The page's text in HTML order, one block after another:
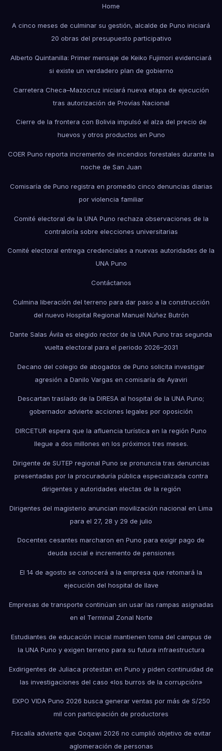
Home
A cinco meses de culminar su gestión, alcalde de Puno iniciará
20 obras del presupuesto participativo
Alberto Quintanilla: Primer mensaje de Keiko Fujimori evidenciará
si existe un verdadero plan de gobierno
Carretera Checa–Mazocruz iniciará nueva etapa de ejecución
tras autorización de Provías Nacional
Cierre de la frontera con Bolivia impulsó el alza del precio de
huevos y otros productos en Puno
COER Puno reporta incremento de incendios forestales durante la
noche de San Juan
Comisaría de Puno registra en promedio cinco denuncias diarias
por violencia familiar
Comité electoral de la UNA Puno rechaza observaciones de la
contraloría sobre elecciones universitarias
Comité electoral entrega credenciales a nuevas autoridades de la
UNA Puno
Contáctanos
Culmina liberación del terreno para dar paso a la construcción
del nuevo Hospital Regional Manuel Núñez Butrón
Dante Salas Ávila es elegido rector de la UNA Puno tras segunda
vuelta electoral para el periodo 2026–2031
Decano del colegio de abogados de Puno solicita investigar
agresión a Danilo Vargas en comisaría de Ayaviri
Descartan traslado de la DIRESA al hospital de la UNA Puno;
gobernador advierte acciones legales por oposición
DIRCETUR espera que la afluencia turística en la región Puno
llegue a dos millones en los próximos tres meses.
Dirigente de SUTEP regional Puno se pronuncia tras denuncias
presentadas por la procuraduría pública especializada contra
dirigentes y autoridades electas de la región
Dirigentes del magisterio anuncian movilización nacional en Lima
para el 27, 28 y 29 de julio
Docentes cesantes marcharon en Puno para exigir pago de
deuda social e incremento de pensiones
El 14 de agosto se conocerá a la empresa que retomará la
ejecución del hospital de Ilave
Empresas de transporte continúan sin usar las rampas asignadas
en el Terminal Zonal Norte
Estudiantes de educación inicial mantienen toma del campus de
la UNA Puno y exigen terreno para su futura infraestructura
Exdirigentes de Juliaca protestan en Puno y piden continuidad de
las investigaciones del caso «los burros de la corrupción»
EXPO VIDA Puno 2026 busca generar ventas por más de S/250
mil con participación de productores
Fiscalía advierte que Qoqawi 2026 no cumplió objetivo de evitar
aglomeración de personas